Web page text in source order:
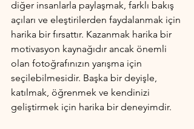
diğer insanlarla paylaşmak, farklı bakış
açıları ve eleştirilerden faydalanmak için
harika bir fırsattır. Kazanmak harika bir
motivasyon kaynağıdır ancak önemli
olan fotoğrafınızın yarışma için
seçilebilmesidir. Başka bir deyişle,
katılmak, öğrenmek ve kendinizi
geliştirmek için harika bir deneyimdir.